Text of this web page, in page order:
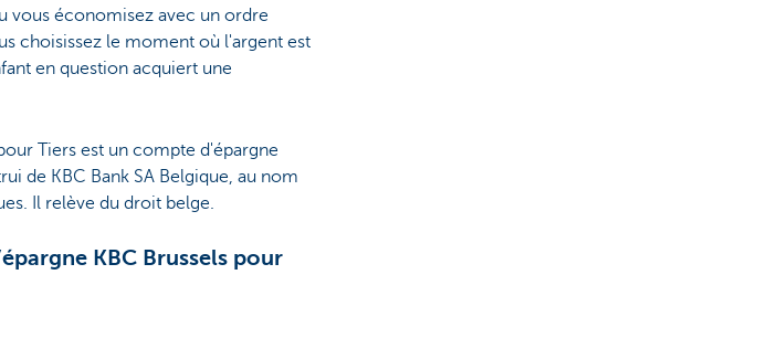
vous économisez avec un ordre
choisissez le moment où l'argent est
en question acquiert une
Tiers est un compte d'épargne
de KBC Bank SA Belgique, au nom
Il relève du droit belge.
KBC Brussels pour